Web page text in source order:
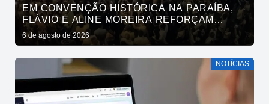
EM CONVENÇÃO HISTÓRICA NA PARAÍBA,
FLÁVIO E ALINE MOREIRA REFORÇAM
APOIO À CONTINUIDADE DO ATUAL
PROJETO POLÍTICO NO ESTADO
6 de agosto de 2026
NOTÍCIAS